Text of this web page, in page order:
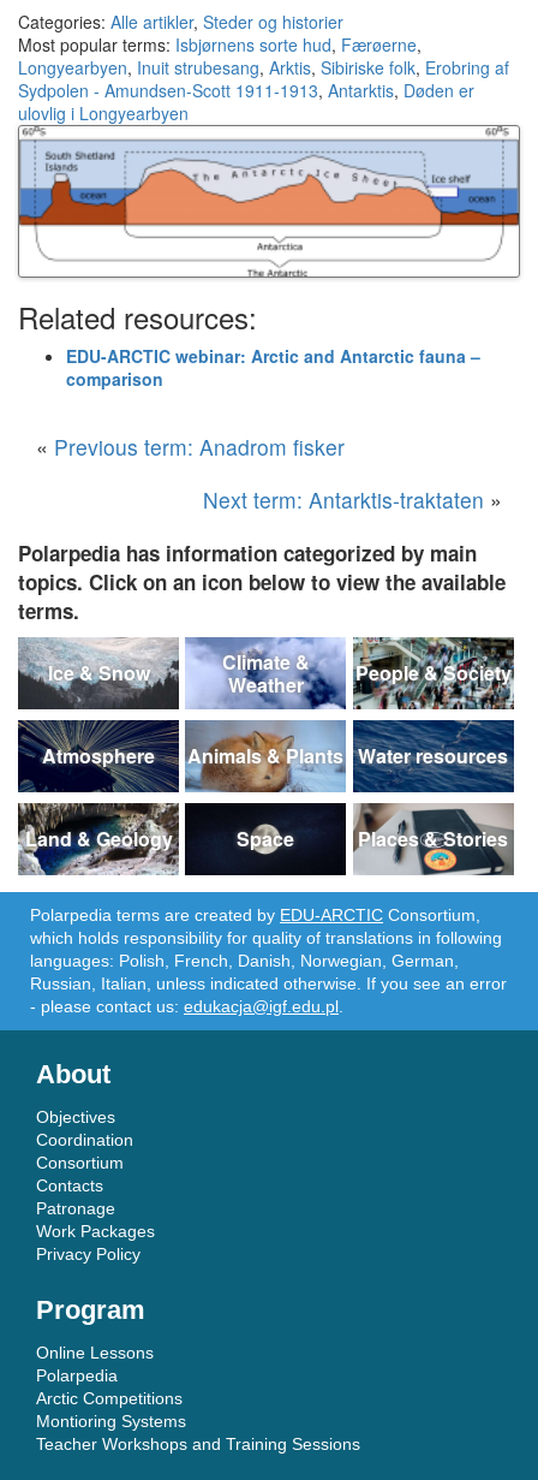
Categories: Alle artikler, Steder og historier
Most popular terms: Isbjørnens sorte hud, Færøerne,
Longyearbyen, Inuit strubesang, Arktis, Sibiriske folk, Erobring af
Sydpolen - Amundsen-Scott 1911-1913, Antarktis, Døden er
ulovlig i Longyearbyen
Related resources:
EDU-ARCTIC webinar: Arctic and Antarctic fauna –
comparison
« Previous term: Anadrom fisker
Next term: Antarktis-traktaten »
Polarpedia has information categorized by main
topics. Click on an icon below to view the available
terms.
Ice & Snow
Climate &
Weather
People & Society
Atmosphere Animals & Plants Water resources
Land & Geology Space Places & Stories
Polarpedia terms are created by EDU-ARCTIC Consortium,
which holds responsibility for quality of translations in following
languages: Polish, French, Danish, Norwegian, German,
Russian, Italian, unless indicated otherwise. If you see an error
- please contact us: edukacja@igf.edu.pl
About
Objectives
Coordination
Consortium
Contacts
Patronage
Work Packages
Privacy Policy
Program
Online Lessons
Polarpedia
Arctic Competitions
Montioring Systems
Teacher Workshops and Training Sessions